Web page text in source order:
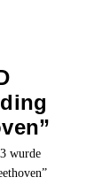
wurde